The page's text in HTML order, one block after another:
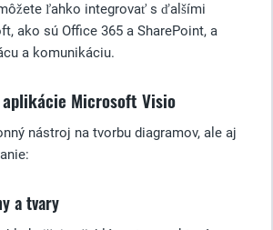
ľahko integrovať s ďalšími
ako sú Office 365 a SharePoint, a
a komunikáciu.
Microsoft Visio
nástroj na tvorbu diagramov, ale aj
a tvary